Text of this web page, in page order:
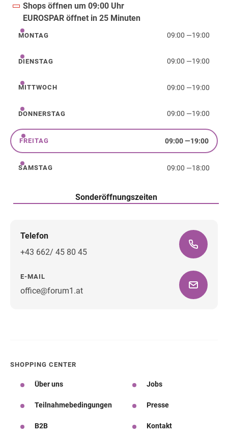
Shops öffnen um 09:00 Uhr
EUROSPAR öffnet in 25 Minuten
Montag
MONTAG 09:00 —19:00
Dienstag
DIENSTAG 09:00 —19:00
Mittwoch
MITTWOCH 09:00 —19:00
Donnerstag
DONNERSTAG 09:00 —19:00
Freitag
FREITAG 09:00—19:00
Samstag
SAMSTAG 09:00 —18:00
Sonderöffnungszeiten
Telefon
+43 662/ 45 80 45
E-MAIL
office@forum1.at
SHOPPING CENTER
Über uns Jobs
Teilnahmebedingungen Presse
B2B Kontakt